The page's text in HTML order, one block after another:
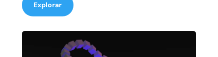
Explorar